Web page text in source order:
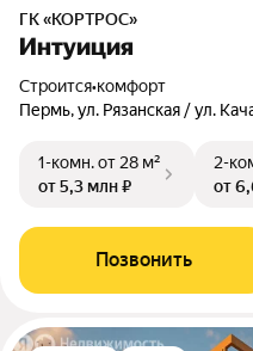
ГК «КОРТРОС»
Интуиция
Строится•комфорт
Пермь, ул. Рязанская / ул.
1-комн.от 28 м²
от 5,3 млн ₽
2-
от
Позвонить